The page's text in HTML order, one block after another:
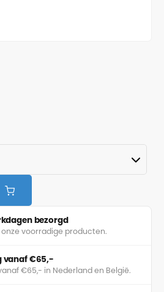
bezorgd
voorradige producten.
vanaf €65,-
€65,- in Nederland en België.